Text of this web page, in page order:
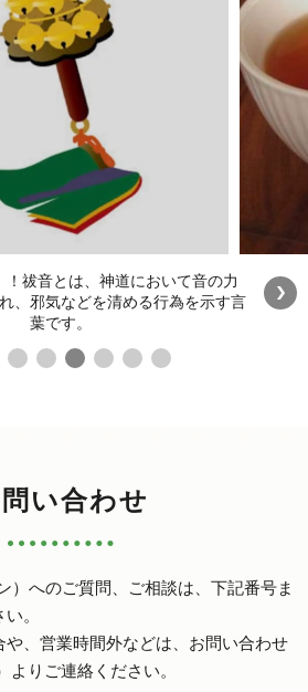
！祓音とは、神道において音の力
、邪気などを清める行為を示す言
葉です。
い合わせ
へのご質問、ご相談は、下記番号ま
。
、営業時間外などは、 お問い合わせ
りご連絡ください。